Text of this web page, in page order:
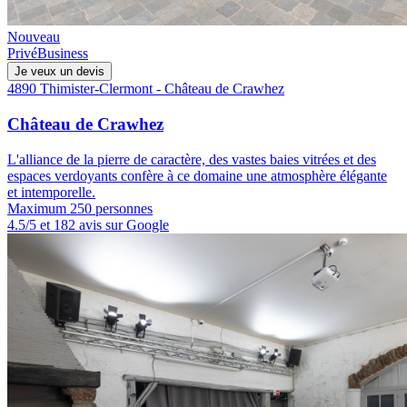
Nouveau
PrivéBusiness
Je veux un devis
4890 Thimister-Clermont - Château de Crawhez
Château de Crawhez
L'alliance de la pierre de caractère, des vastes baies vitrées et des
espaces verdoyants confère à ce domaine une atmosphère élégante
et intemporelle.
Maximum 250 personnes
4.5/5 et 182 avis sur Google